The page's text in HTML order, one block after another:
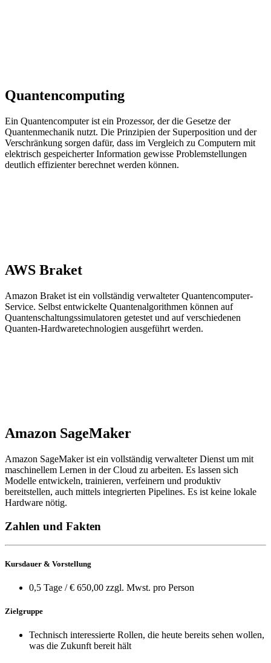
Quantencomputing
Ein Quantencomputer ist ein Prozessor, der die Gesetze der
Quantenmechanik nutzt. Die Prinzipien der Superposition und der
Verschränkung sorgen dafür, dass im Vergleich zu Computern mit
elektrisch gespeicherter Information gewisse Problemstellungen
deutlich effizienter berechnet werden können.
AWS Braket
Amazon Braket ist ein vollständig verwalteter Quantencomputer-
Service. Selbst entwickelte Quantenalgorithmen können auf
Quantenschaltungssimulatoren getestet und auf verschiedenen
Quanten-Hardwaretechnologien ausgeführt werden.
Amazon SageMaker
Amazon SageMaker ist ein vollständig verwalteter Dienst um mit
maschinellem Lernen in der Cloud zu arbeiten. Es lassen sich
Modelle entwickeln, trainieren, verfeinern und produktiv
bereitstellen, auch mittels integrierten Pipelines. Es ist keine lokale
Hardware nötig.
Zahlen und Fakten
Kursdauer & Vorstellung
0,5 Tage / € 650,00 zzgl. Mwst. pro Person
Zielgruppe
Technisch interessierte Rollen, die heute bereits sehen wollen,
was die Zukunft bereit hält